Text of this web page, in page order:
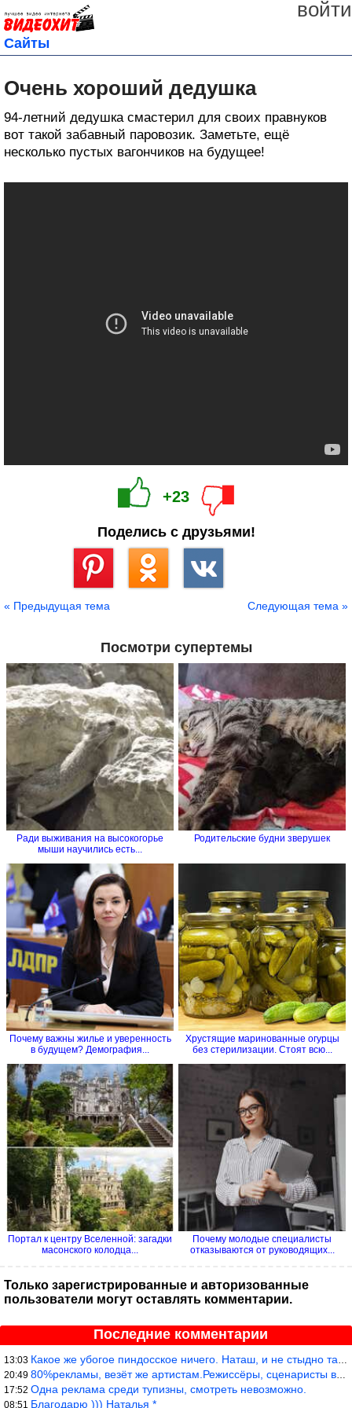
войти
Сайты
Очень хороший дедушка
94-летний дедушка смастерил для своих правнуков
вот такой забавный паровозик. Заметьте, ещё
несколько пустых вагончиков на будущее!
+23
Поделись с друзьями!
« Предыдущая тема Следующая тема »
Посмотри супертемы
Ради выживания на высокогорье
мыши научились есть...
Родительские будни зверушек
Почему важны жилье и уверенность
в будущем? Демография...
Хрустящие маринованные огурцы
без стерилизации. Стоят всю...
Портал к центру Вселенной: загадки
масонского колодца...
Почему молодые специалисты
отказываются от руководящих...
Только зарегистрированные и авторизованные
пользователи могут оставлять комментарии.
Последние комментарии
13:03 Какое же убогое пиндосское ничего. Наташ, и не стыдно такую фигн
20:49 80%рекламы, везёт же артистам.Режиссёры, сценаристы вы где или к
17:52 Одна реклама среди тупизны, смотреть невозможно.
08:51 Благодарю ))) Наталья *